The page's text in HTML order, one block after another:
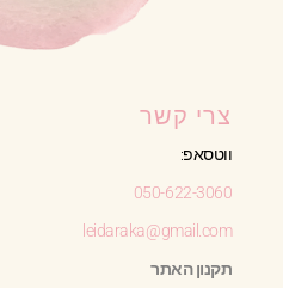
צרי קשר
ווטסאפ:
050-622-3060
leidaraka@gmail.com
תקנון האתר